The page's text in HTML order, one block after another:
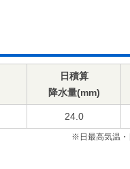
日積算
降水量(mm)
24.0
※日最高気温・